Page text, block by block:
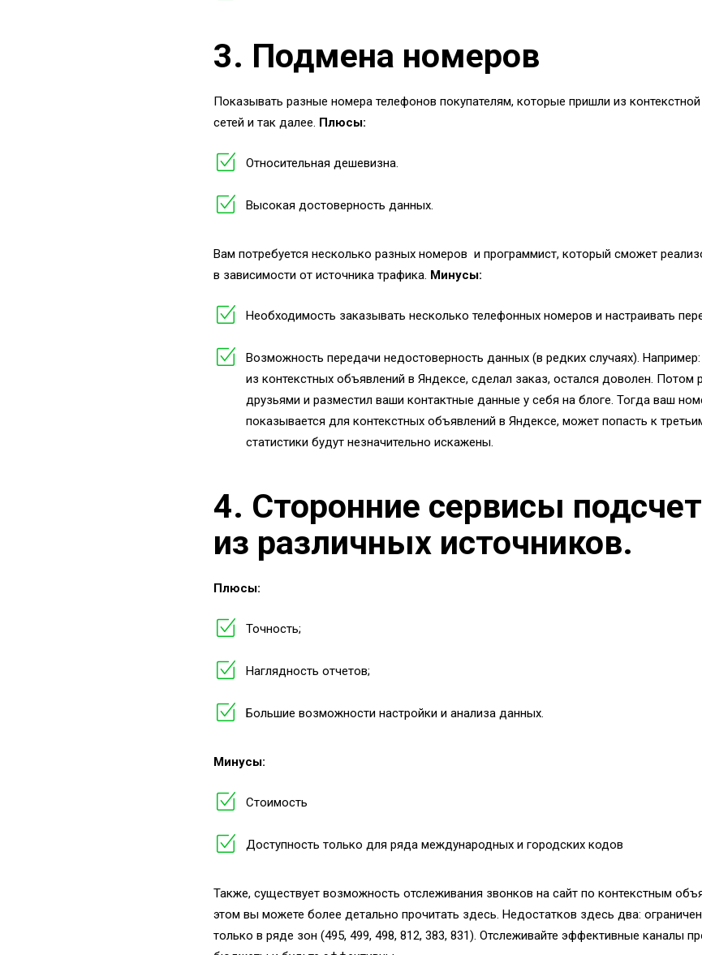
3. Подмена номеров
Показывать разные номера телефонов покупателям, которые пришли из
сетей и так далее. Плюсы:
Относительная дешевизна.
Высокая достоверность данных.
Вам потребуется несколько разных номеров и программист, который сможет
в зависимости от источника трафика. Минусы:
Необходимость заказывать несколько телефонных номеров и настраивать
Возможность передачи недостоверность данных (в редких случаях).
из контекстных объявлений в Яндексе, сделал заказ, остался доволен. Потом
друзьями и разместил ваши контактные данные у себя на блоге. Тогда ваш
показывается для контекстных объявлений в Яндексе, может попасть к
статистики будут незначительно искажены.
4. Сторонние сервисы
из различных источников.
Плюсы:
Точность;
Наглядность отчетов;
Большие возможности настройки и анализа данных.
Минусы:
Стоимость
Доступность только для ряда международных и городских кодов
Также, существует возможность отслеживания звонков на сайт по контекстным
этом вы можете более детально прочитать здесь. Недостатков здесь два:
только в ряде зон (495, 499, 498, 812, 383, 831). Отслеживайте эффективные каналы